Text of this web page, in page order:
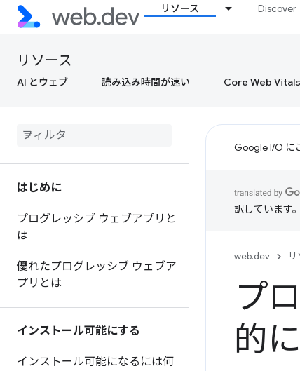
リソース Discover
リソース
AI とウェブ 読み込み時間が速い Core Web
はじめに
プログレッシブ ウェブアプリと
は
優れたプログレッシブ ウェブア
プリとは
インストール可能にする
インストール可能になるには何
Google I/O に
訳しています
web.dev
プ
的